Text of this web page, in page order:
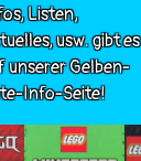
Listen,
usw. gibt es
unserer Gelben-
Info-Seite!